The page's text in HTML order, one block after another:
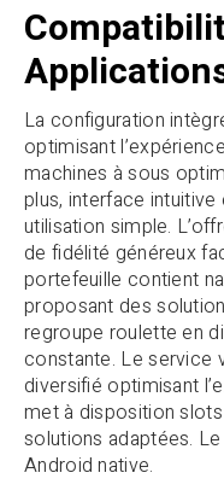
La configuration
optimisant
machines à sous
plus, interface
utilisation simple.
de fidélité généreux
portefeuille contient
proposant des
regroupe roulette en
constante. Le service
diversifié optimisant
met à disposition
solutions adaptées.
Android native.